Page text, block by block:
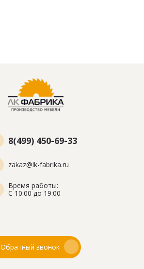
8(499) 450-69-33
zakaz@lk-fabrika.ru
Время работы:
С 10:00 до 19:00
Обратный звонок